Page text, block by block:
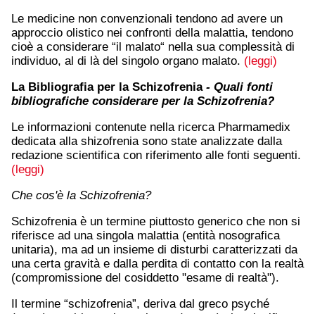
Le medicine non convenzionali tendono ad avere un
approccio olistico nei confronti della malattia, tendono
cioè a considerare “il malato“ nella sua complessità di
individuo, al di là del singolo organo malato. (leggi)
La Bibliografia per la Schizofrenia - Quali fonti
bibliografiche considerare per la Schizofrenia?
Le informazioni contenute nella ricerca Pharmamedix
dedicata alla shizofrenia sono state analizzate dalla
redazione scientifica con riferimento alle fonti seguenti.
(leggi)
Che cos'è la Schizofrenia?
Schizofrenia è un termine piuttosto generico che non si
riferisce ad una singola malattia (entità nosografica
unitaria), ma ad un insieme di disturbi caratterizzati da
una certa gravità e dalla perdita di contatto con la realtà
(compromissione del cosiddetto "esame di realtà").
Il termine “schizofrenia”, deriva dal greco psyché